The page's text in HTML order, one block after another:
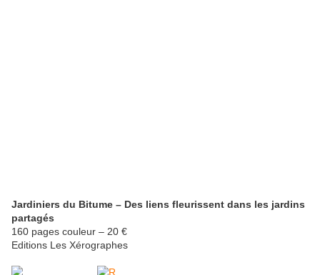
Jardiniers du Bitume – Des liens fleurissent dans les jardins
partagés
160 pages couleur – 20 €
Editions Les Xérographes